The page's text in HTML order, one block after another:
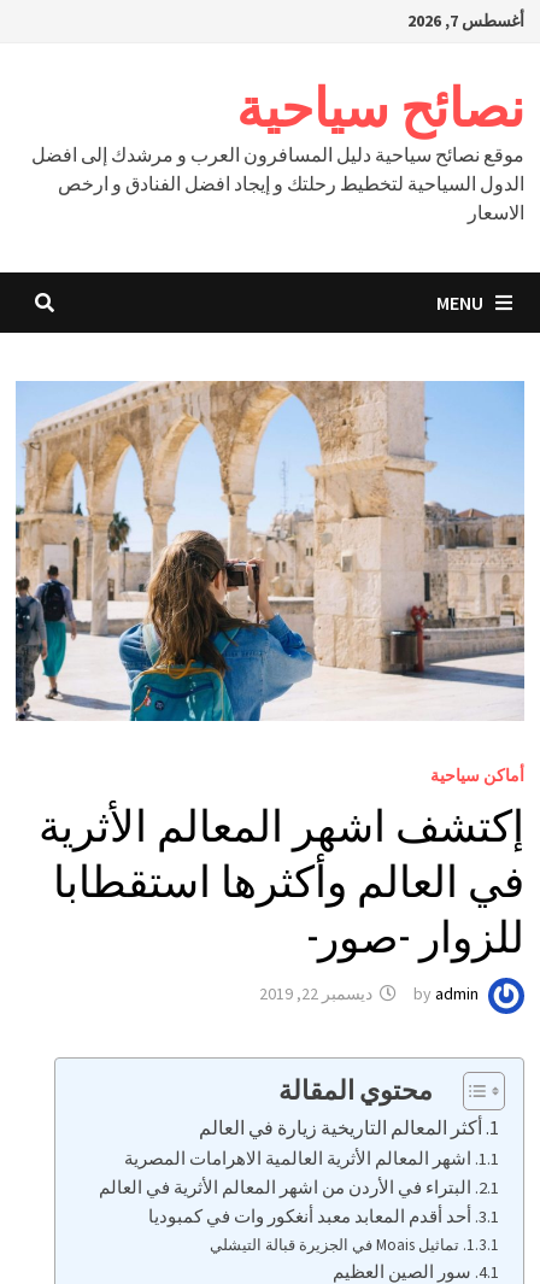
Skipأغسطس 7, 2026
نصائح سياحية
موقع نصائح سياحية دليل المسافرون العرب و مرشدك إلى افضل
الدول السياحية لتخطيط رحلتك و إيجاد افضل الفنادق و ارخص
الاسعار
MENU
أماكن سياحية
إكتشف اشهر المعالم الأثرية
في العالم وأكثرها استقطابا
للزوار -صور-
byadmin ديسمبر 22, 2019
محتوي المقالة
أكثر المعالم التاريخية زيارة في العالم
اشهر المعالم الأثرية العالمية الاهرامات المصرية
البتراء في الأردن من اشهر المعالم الأثرية في العالم
أحد أقدم المعابد معبد أنغكور وات في كمبوديا
تماثيل Moais في الجزيرة قبالة التيشلي
سور الصين العظيم